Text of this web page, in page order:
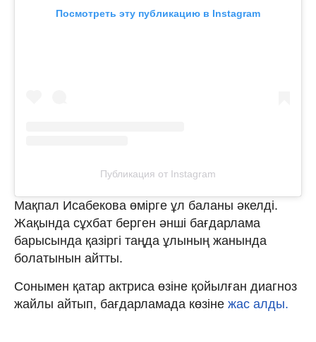
Посмотреть эту публикацию в Instagram
Публикация от Instagram
Мақпал Исабекова өмірге ұл баланы әкелді.
Жақында сұхбат берген әнші бағдарлама
барысында қазіргі таңда ұлының жанында
болатынын айтты.
Сонымен қатар актриса өзіне қойылған диагноз
жайлы айтып, бағдарламада көзіне жас алды.